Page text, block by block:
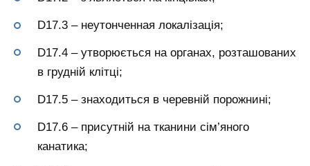
D17.3 – неутонченная локалізація;
D17.4 – утворюється на органах, розташованих
в грудній клітці;
D17.5 – знаходиться в черевній порожнині;
D17.6 – присутній на тканини сім’яного
канатика;